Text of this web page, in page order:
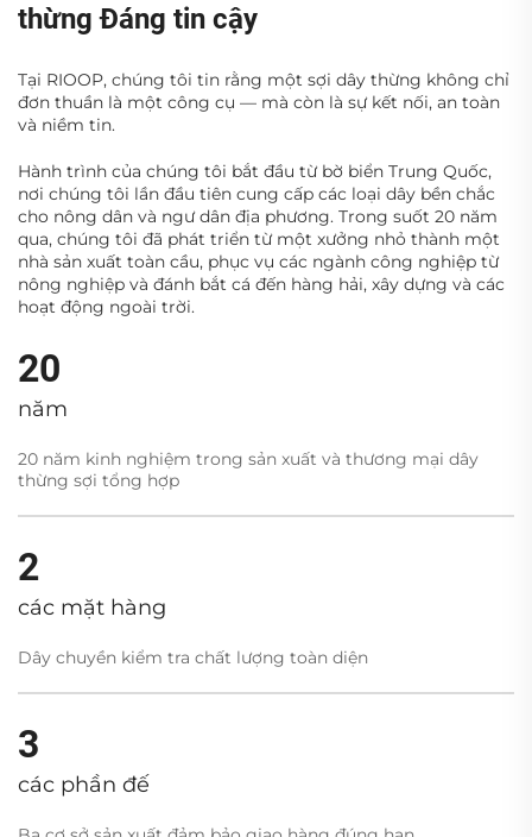
thừng Đáng tin cậy
Tại RIOOP, chúng tôi tin rằng một sợi dây thừng không chỉ
đơn thuần là một công cụ — mà còn là sự kết nối, an toàn
và niềm tin.
Hành trình của chúng tôi bắt đầu từ bờ biển Trung Quốc,
nơi chúng tôi lần đầu tiên cung cấp các loại dây bền chắc
cho nông dân và ngư dân địa phương. Trong suốt 20 năm
qua, chúng tôi đã phát triển từ một xưởng nhỏ thành một
nhà sản xuất toàn cầu, phục vụ các ngành công nghiệp từ
nông nghiệp và đánh bắt cá đến hàng hải, xây dựng và các
hoạt động ngoài trời.
20
năm
20 năm kinh nghiệm trong sản xuất và thương mại dây
thừng sợi tổng hợp
2
các mặt hàng
Dây chuyền kiểm tra chất lượng toàn diện
3
các phần đế